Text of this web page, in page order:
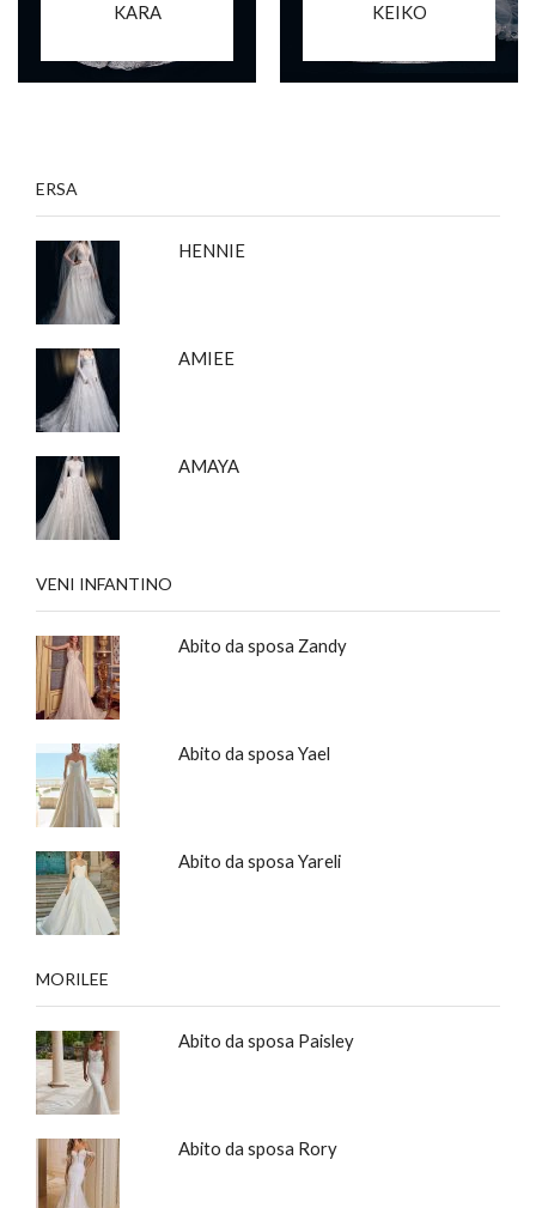
KARA KEIKO
ERSA
HENNIE
AMIEE
AMAYA
VENI INFANTINO
Abito da sposa Zandy
Abito da sposa Yael
Abito da sposa Yareli
MORILEE
Abito da sposa Paisley
Abito da sposa Rory